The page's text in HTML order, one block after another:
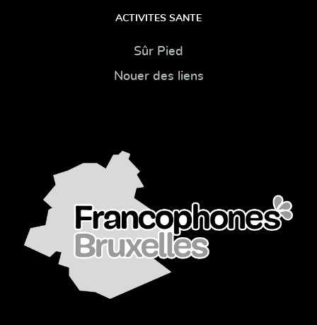
ACTIVITES SANTE
Sûr Pied
Nouer des liens